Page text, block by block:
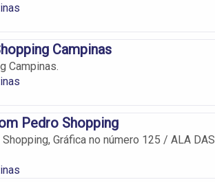
Campinas
Campinas.
Pedro Shopping
Gráfica no número 125 / ALA DAS